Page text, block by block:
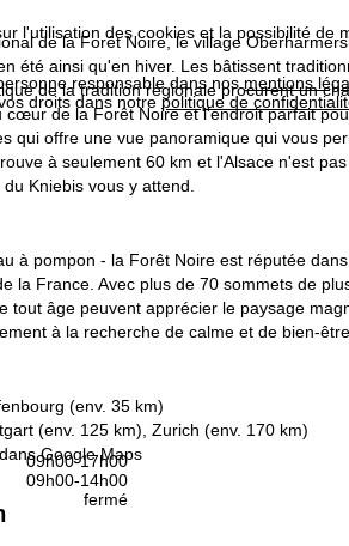
l'utilisation des cookies et la possibilité de
responsable dans nosmentions
droits dans notrepolitique de
09h00-17h00
09h00-14h00
fermé
de la Forêt Noire, le village
été ainsi qu'en hiver. Les bâtissent
de la tradition régionale procurent un
de la Forêt Noire et l'endroit parfait
qui offre une vue panoramique qui vous
à seulement 60 km et l'Alsace n'est
Kniebis vous y attend.
à pompon - la Forêt Noire est réputée
la France. Avec plus de 70 sommets de
tout âge peuvent apprécier le paysage
à la recherche de calme et de bien-
(env. 35 km)
(env. 125 km), Zurich (env. 170 km)
Google Maps